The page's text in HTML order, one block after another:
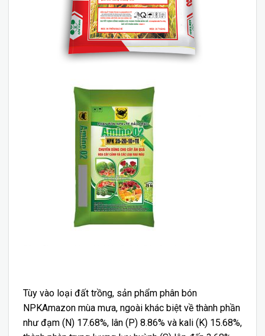
Tùy vào loại đất trồng, sản phẩm phân bón
NPKAmazon mùa mưa, ngoài khác biệt về thành phần
như đạm (N) 17.68%, lân (P) 8.86% và kali (K) 15.68%,